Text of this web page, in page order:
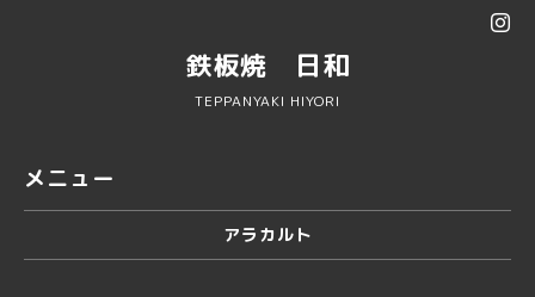
鉄板焼 日和
TEPPANYAKI HIYORI
メニュー
アラカルト